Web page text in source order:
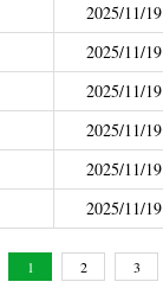
2025/11/19
2025/11/19
2025/11/19
2025/11/19
2025/11/19
2025/11/19
1 2 3